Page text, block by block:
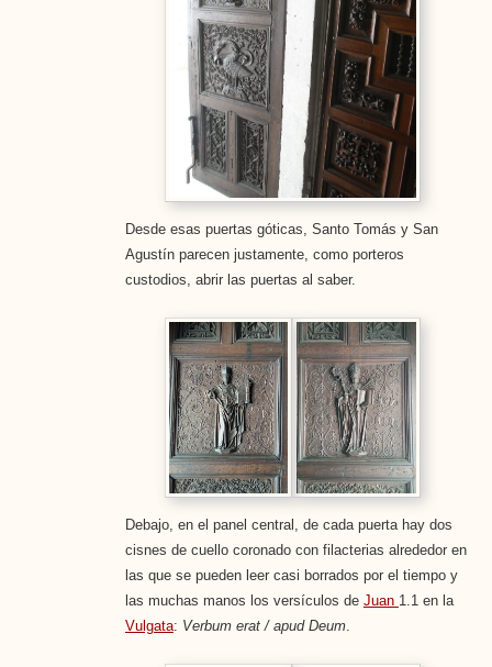
Desde esas puertas góticas, Santo Tomás y San
Agustín parecen justamente, como porteros
custodios, abrir las puertas al saber.
Debajo, en el panel central, de cada puerta hay dos
cisnes de cuello coronado con filacterias alrededor en
las que se pueden leer casi borrados por el tiempo y
las muchas manos los versículos de Juan 1.1 en la
Vulgata: Verbum erat / apud Deum.